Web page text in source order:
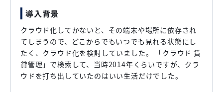
導入背景
クラウド化してかないと、その端末や場所に依存され
てしまうので、どこからでもいつでも見れる状態にし
たく、クラウド化を検討していました。 「クラウド 賃
貸管理」で検索して、当時2014年くらいですが、クラ
ウドを打ち出していたのはいい生活だけでした。